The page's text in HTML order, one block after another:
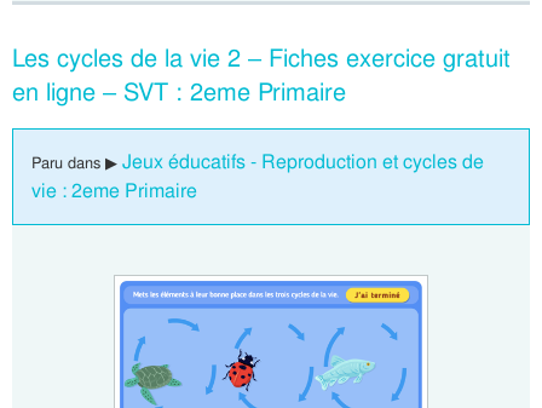
Les cycles de la vie 2 – Fiches exercice gratuit
en ligne – SVT : 2eme Primaire
Paru dans ▶ Jeux éducatifs - Reproduction et cycles de
vie : 2eme Primaire